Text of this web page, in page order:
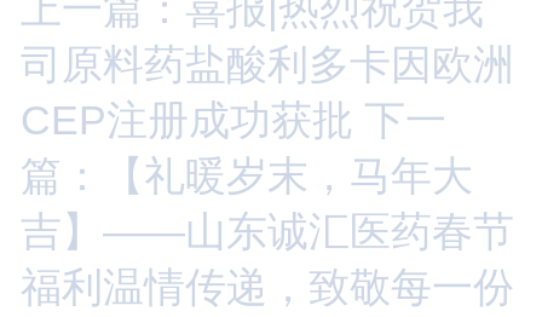
司原料药盐酸利多卡因欧洲
CEP注册成功获批 下一
篇：【礼暖岁末，马年大
吉】——山东诚汇医药春节
福利温情传递，致敬每一份